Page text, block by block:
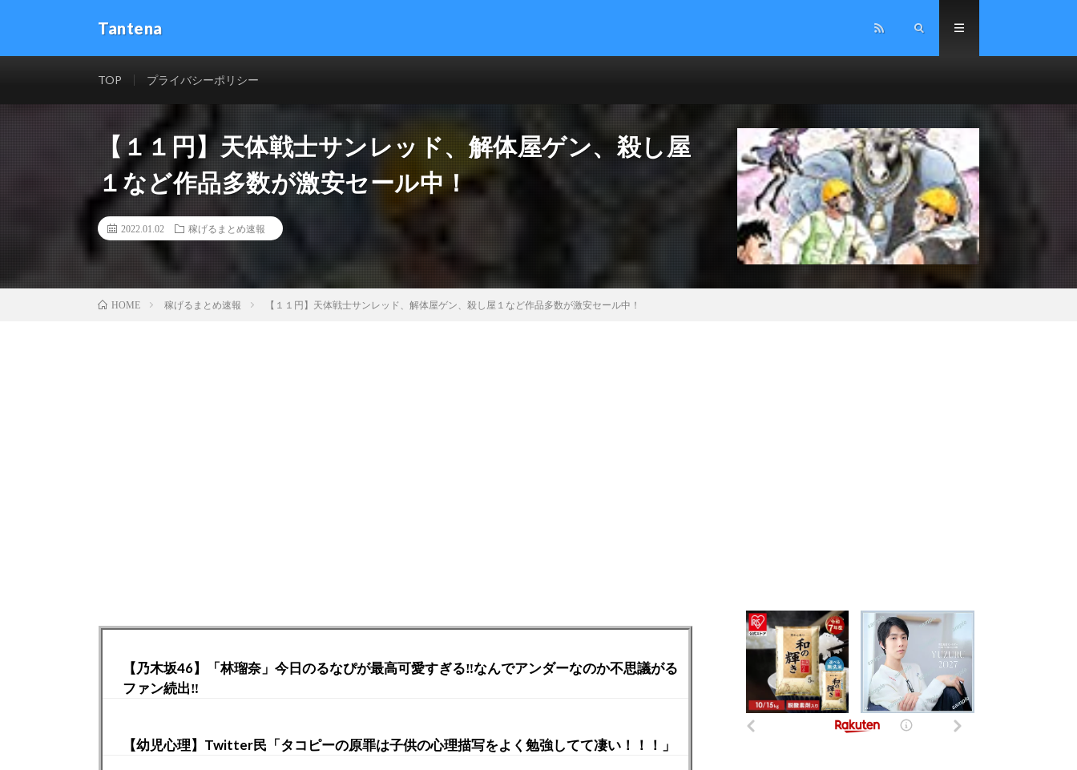
Tantena
TOP プライバシーポリシー
【１１円】天体戦士サンレッド、解体屋ゲン、殺し屋
１など作品多数が激安セール中！
2022.01.02 稼げるまとめ速報
HOME 稼げるまとめ速報 【１１円】天体戦士サンレッド、解体屋ゲン、殺し屋１など作品多数が激安セール中！
【乃木坂46】「林瑠奈」今日のるなぴが最高可愛すぎる‼︎なんでアンダーなのか不思議がる
ファン続出‼︎
【幼児心理】Twitter民「タコピーの原罪は子供の心理描写をよく勉強してて凄い！！！」